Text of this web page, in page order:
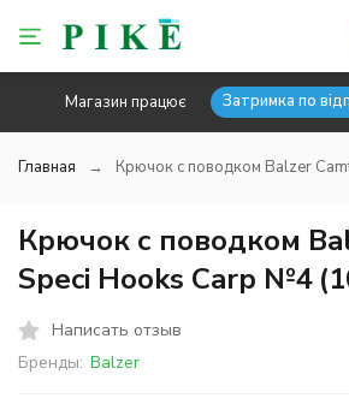
Магазин працює Затримка по
Главная Крючок с поводком Balzer
Крючок с поводком
Speci Hooks Carp №4
Написать отзыв
Бренды: Balzer